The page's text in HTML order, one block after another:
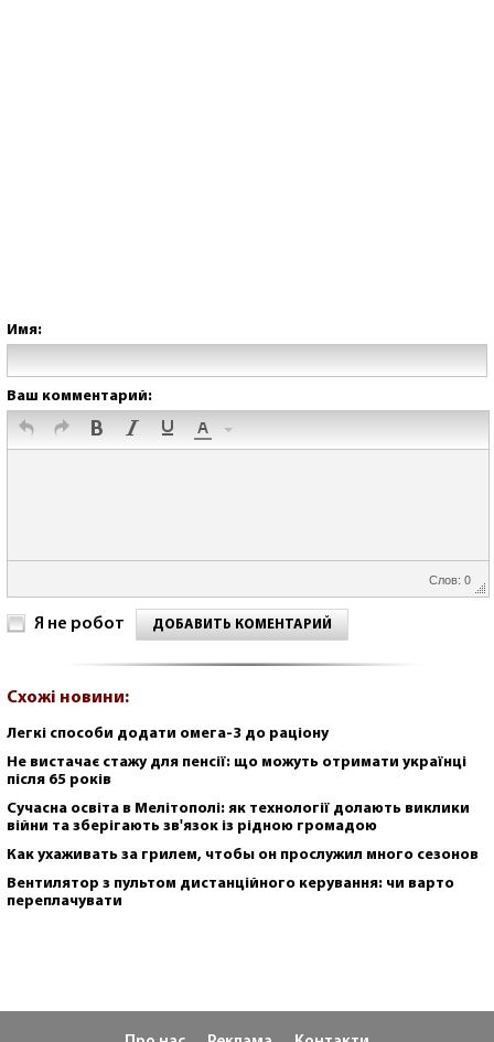
Имя:
Ваш комментарий:
Слов: 0
Я не робот ДОБАВИТЬ КОМЕНТАРИЙ
Схожі новини:
Легкі способи додати омега-3 до раціону
Не вистачає стажу для пенсії: що можуть отримати українці
після 65 років
Сучасна освіта в Мелітополі: як технології долають виклики
війни та зберігають зв'язок із рідною громадою
Как ухаживать за грилем, чтобы он прослужил много сезонов
Вентилятор з пультом дистанційного керування: чи варто
переплачувати